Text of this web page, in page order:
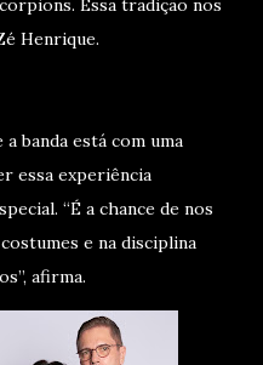
Essa tradição nos
Henrique.
banda está com uma
essa experiência
“É a chance de nos
e na disciplina
afirma.